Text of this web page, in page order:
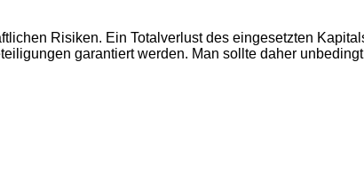
Risiken. Ein Totalverlust des eingesetzten
garantiert werden. Man sollte daher